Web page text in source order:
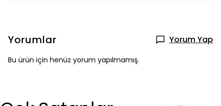
Yorumlar Yorum Yap
Bu ürün için henüz yorum yapılmamış.